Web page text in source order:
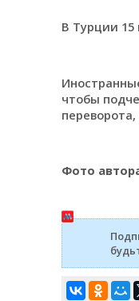
В Турции
чтобы
Фото